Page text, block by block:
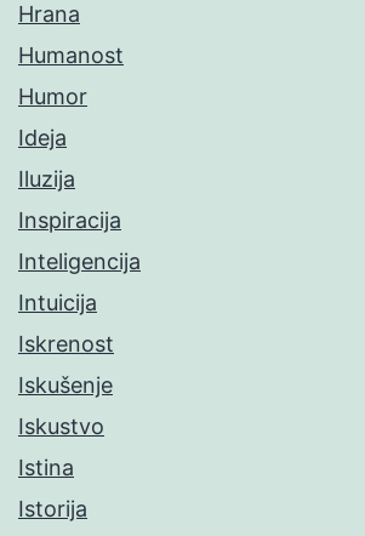
Hrana
Humanost
Humor
Ideja
Iluzija
Inspiracija
Inteligencija
Intuicija
Iskrenost
Iskušenje
Iskustvo
Istina
Istorija